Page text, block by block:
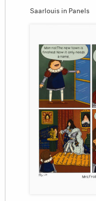
Saarlouis in Panels